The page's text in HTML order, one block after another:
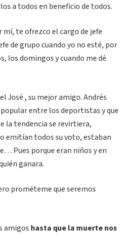
a todos en beneficio de todos.
te ofrezco el cargo de jefe
de grupo cuando yo no esté, por
los domingos y cuando me dé
José , su mejor amigo. Andrés
entre los deportistas y que
la tendencia se revirtiera,
emitían todos su voto, estaban
Pues porque eran niños y en
ganara.
prométeme que seremos
amigos hasta que la muerte nos